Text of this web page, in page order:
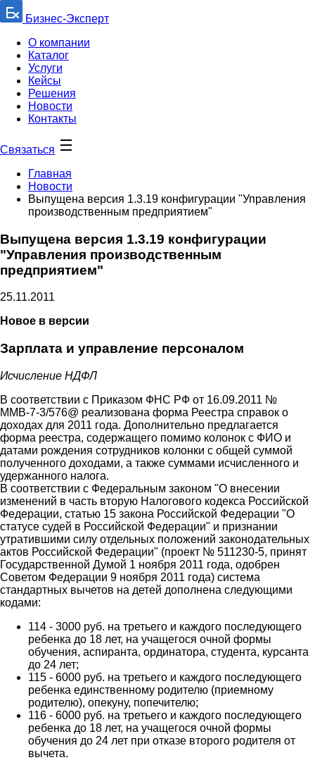
Бизнес-Эксперт
О компании
Каталог
Услуги
Кейсы
Решения
Новости
Контакты
Связаться
Главная
Новости
Выпущена версия 1.3.19 конфигурации "Управления
производственным предприятием"
Выпущена версия 1.3.19 конфигурации
"Управления производственным
предприятием"
25.11.2011
Новое в версии
Зарплата и управление персоналом
Исчисление НДФЛ
В соответствии с Приказом ФНС РФ от 16.09.2011 №
ММВ-7-3/576@ реализована форма Реестра справок о
доходах для 2011 года. Дополнительно предлагается
форма реестра, содержащего помимо колонок с ФИО и
датами рождения сотрудников колонки с общей суммой
полученного доходами, а также суммами исчисленного и
удержанного налога.
В соответствии с Федеральным законом "О внесении
изменений в часть вторую Налогового кодекса Российской
Федерации, статью 15 закона Российской Федерации "О
статусе судей в Российской Федерации" и признании
утратившими силу отдельных положений законодательных
актов Российской Федерации" (проект № 511230-5, принят
Государственной Думой 1 ноября 2011 года, одобрен
Советом Федерации 9 ноября 2011 года) система
стандартных вычетов на детей дополнена следующими
кодами:
114 - 3000 руб. на третьего и каждого последующего
ребенка до 18 лет, на учащегося очной формы
обучения, аспиранта, ординатора, студента, курсанта
до 24 лет;
115 - 6000 руб. на третьего и каждого последующего
ребенка единственному родителю (приемному
родителю), опекуну, попечителю;
116 - 6000 руб. на третьего и каждого последующего
ребенка до 18 лет, на учащегося очной формы
обучения до 24 лет при отказе второго родителя от
вычета.